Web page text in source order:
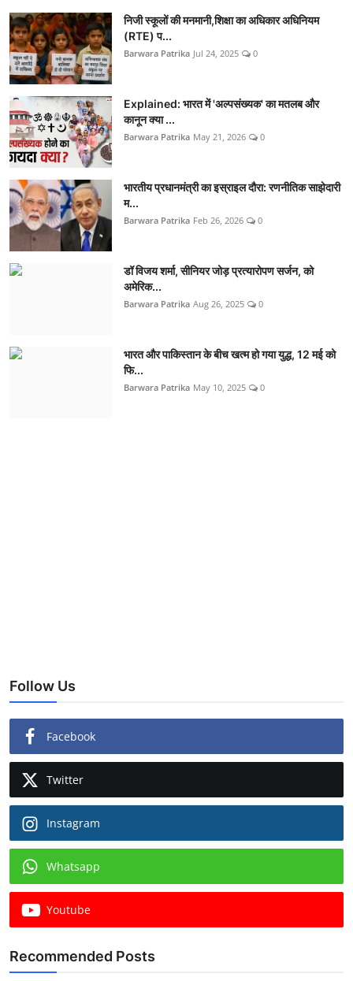
निजी स्कूलों की मनमानी,शिक्षा का अधिकार अधिनियम
(RTE) प...
Barwara Patrika Jul 24, 2025 0
Explained: भारत में 'अल्पसंख्यक' का मतलब और
कानून क्या ...
Barwara Patrika May 21, 2026 0
भारतीय प्रधानमंत्री का इस्राइल दौरा: रणनीतिक साझेदारी
म...
Barwara Patrika Feb 26, 2026 0
डॉ विजय शर्मा, सीनियर जोड़ प्रत्यारोपण सर्जन, को
अमेरिक...
Barwara Patrika Aug 26, 2025 0
भारत और पाकिस्तान के बीच खत्म हो गया युद्ध, 12 मई को
फि...
Barwara Patrika May 10, 2025 0
Follow Us
Facebook
Twitter
Instagram
Whatsapp
Youtube
Recommended Posts